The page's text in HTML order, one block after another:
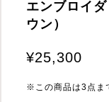
エンブロイ
ウン）
¥25,300
※この商品は3点ま